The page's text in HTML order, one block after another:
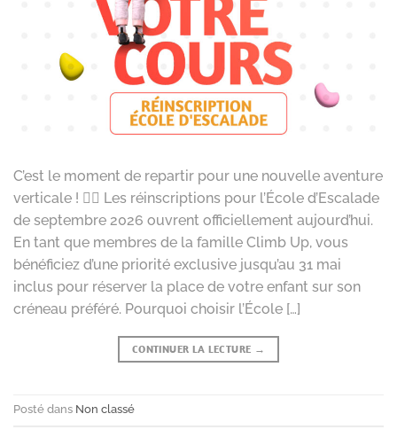
C’est le moment de repartir pour une nouvelle aventure
verticale ! 🧗‍♂️ Les réinscriptions pour l’École d’Escalade
de septembre 2026 ouvrent officiellement aujourd’hui.
En tant que membres de la famille Climb Up, vous
bénéficiez d’une priorité exclusive jusqu’au 31 mai
inclus pour réserver la place de votre enfant sur son
créneau préféré. Pourquoi choisir l’École […]
CONTINUER LA LECTURE →
Posté dans Non classé